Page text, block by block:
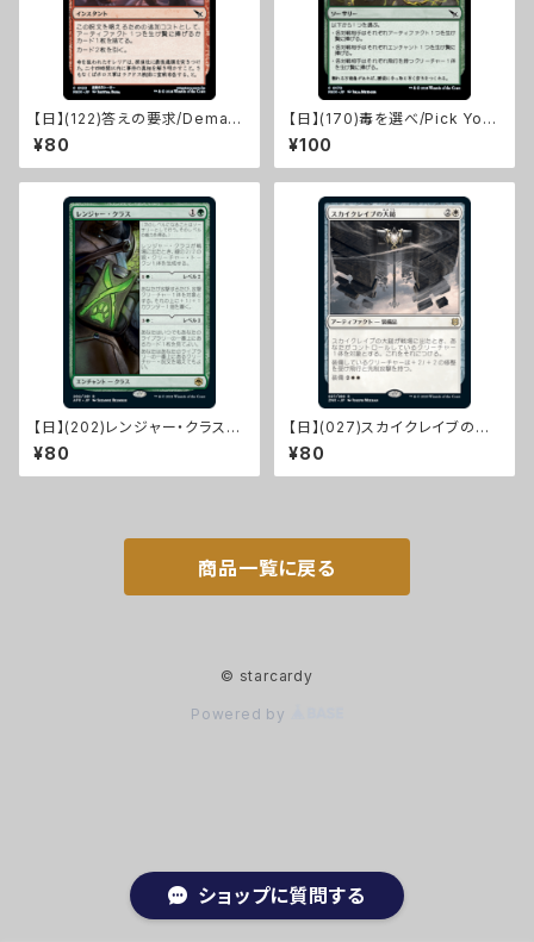
ショップに質問する
【日】(122)答えの要求/Deman
d Answers [MKM]
¥80
【日】(170)毒を選べ/Pick Your
Poison [MKM]
¥100
【日】(202)レンジャー・クラス/R
anger Class [AFR]
¥80
【日】(027)スカイクレイブの大
鎚/Maul of the Skyclaves
[ZNR]
¥80
商品一覧に戻る
© starcardy
Powered by